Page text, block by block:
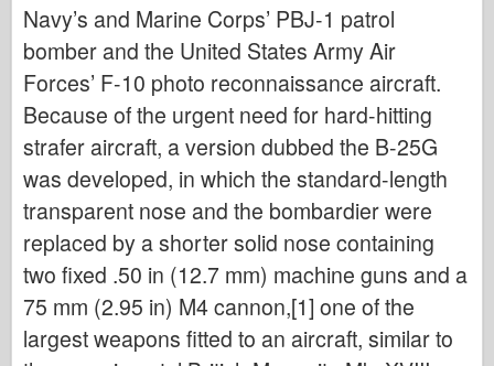
Μοντέλο Ε.Τ.
Ωραία καλούπια
Δυνάμεις της Ανδρείας
Φριούλ Μόντελ
Χασεγκάουα
Heller
Μοντέλα IBG
Icm
Ιταλέρι
Navy’s and Marine Corps’ PBJ-1 patrol
bomber and the United States Army Air
Forces’ F-10 photo reconnaissance aircraft.
Because of the urgent need for hard-hitting
strafer aircraft, a version dubbed the B-25G
was developed, in which the standard-length
transparent nose and the bombardier were
replaced by a shorter solid nose containing
two fixed .50 in (12.7 mm) machine guns and a
75 mm (2.95 in) M4 cannon,[1] one of the
largest weapons fitted to an aircraft, similar to